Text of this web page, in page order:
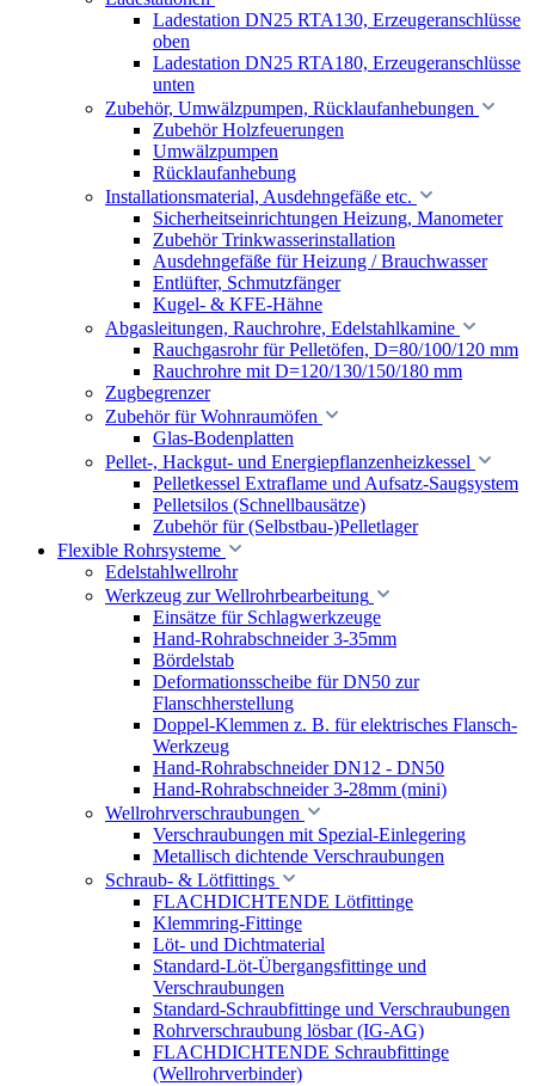
Ladestation DN25 RTA130, Erzeugeranschlüsse
oben
Ladestation DN25 RTA180, Erzeugeranschlüsse
unten
Zubehör, Umwälzpumpen, Rücklaufanhebungen
Zubehör Holzfeuerungen
Umwälzpumpen
Rücklaufanhebung
Installationsmaterial, Ausdehngefäße etc.
Sicherheitseinrichtungen Heizung, Manometer
Zubehör Trinkwasserinstallation
Ausdehngefäße für Heizung / Brauchwasser
Entlüfter, Schmutzfänger
Kugel- & KFE-Hähne
Abgasleitungen, Rauchrohre, Edelstahlkamine
Rauchgasrohr für Pelletöfen, D=80/100/120 mm
Rauchrohre mit D=120/130/150/180 mm
Zugbegrenzer
Zubehör für Wohnraumöfen
Glas-Bodenplatten
Pellet-, Hackgut- und Energiepflanzenheizkessel
Pelletkessel Extraflame und Aufsatz-Saugsystem
Pelletsilos (Schnellbausätze)
Zubehör für (Selbstbau-)Pelletlager
Flexible Rohrsysteme
Edelstahlwellrohr
Werkzeug zur Wellrohrbearbeitung
Einsätze für Schlagwerkzeuge
Hand-Rohrabschneider 3-35mm
Bördelstab
Deformationsscheibe für DN50 zur
Flanschherstellung
Doppel-Klemmen z. B. für elektrisches Flansch-
Werkzeug
Hand-Rohrabschneider DN12 - DN50
Hand-Rohrabschneider 3-28mm (mini)
Wellrohrverschraubungen
Verschraubungen mit Spezial-Einlegering
Metallisch dichtende Verschraubungen
Schraub- & Lötfittings
FLACHDICHTENDE Lötfittinge
Klemmring-Fittinge
Löt- und Dichtmaterial
Standard-Löt-Übergangsfittinge und
Verschraubungen
Standard-Schraubfittinge und Verschraubungen
Rohrverschraubung lösbar (IG-AG)
FLACHDICHTENDE Schraubfittinge
(Wellrohrverbinder)